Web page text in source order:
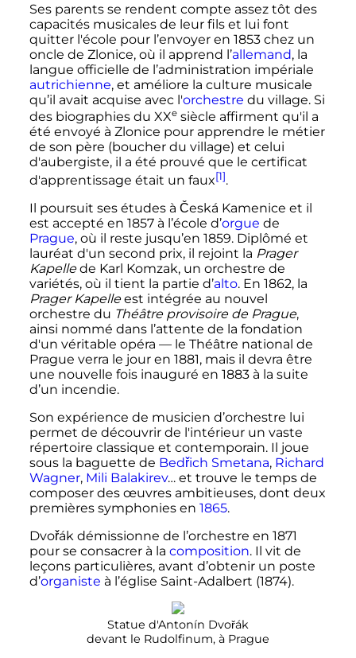
Ses parents se rendent compte assez tôt des
capacités musicales de leur fils et lui font
quitter l'école pour l’envoyer en 1853 chez un
oncle de Zlonice, où il apprend l’allemand, la
langue officielle de l’administration impériale
autrichienne, et améliore la culture musicale
qu’il avait acquise avec l'orchestre du village. Si
des biographies du XXe siècle affirment qu'il a
été envoyé à Zlonice pour apprendre le métier
de son père (boucher du village) et celui
d'aubergiste, il a été prouvé que le certificat
d'apprentissage était un faux[1].
Il poursuit ses études à Česká Kamenice et il
est accepté en 1857 à l’école d’orgue de
Prague, où il reste jusqu’en 1859. Diplômé et
lauréat d'un second prix, il rejoint la Prager
Kapellede Karl Komzak, un orchestre de
variétés, où il tient la partie d’alto. En 1862, la
Prager Kapelleest intégrée au nouvel
orchestre du Théâtre provisoire de Prague,
ainsi nommé dans l’attente de la fondation
d'un véritable opéra — le Théâtre national de
Prague verra le jour en 1881, mais il devra être
une nouvelle fois inauguré en 1883 à la suite
d’un incendie.
Son expérience de musicien d’orchestre lui
permet de découvrir de l'intérieur un vaste
répertoire classique et contemporain. Il joue
sous la baguette de Bedřich Smetana, Richard
Wagner, Mili Balakirev… et trouve le temps de
composer des œuvres ambitieuses, dont deux
premières symphonies en 1865.
Dvořák démissionne de l’orchestre en 1871
pour se consacrer à la composition. Il vit de
leçons particulières, avant d’obtenir un poste
d’organiste à l’église Saint-Adalbert (1874).
Statue d'Antonín Dvořák
devant le Rudolfinum, à Prague